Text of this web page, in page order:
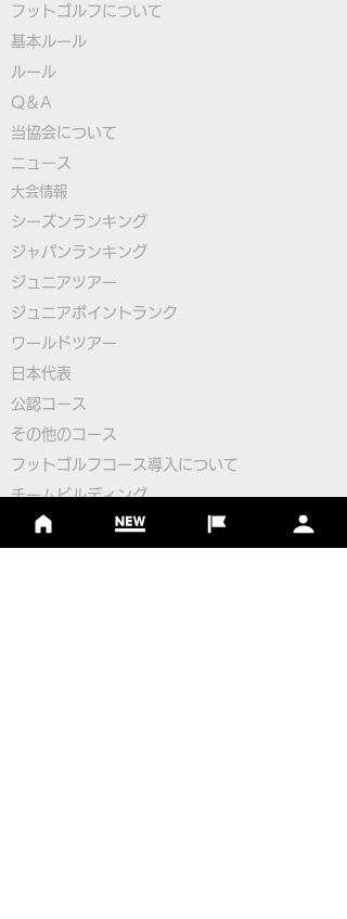
大塚選手が日本勢トップ
の3位タイ発進！フット
ゴルフ初のユースW杯開
幕！
フットゴルフについて
基本ルール
ルール
Q＆A
​当協会について
​ニュース
大会情報
シーズンランキング
ジャパンランキング
ジュニアツアー
ジュニアポイントランク
​ワールドツアー
​​日本代表
公認コース
​その他のコース
​ フットゴルフコース導入について
​チームビルディング
選手登録​